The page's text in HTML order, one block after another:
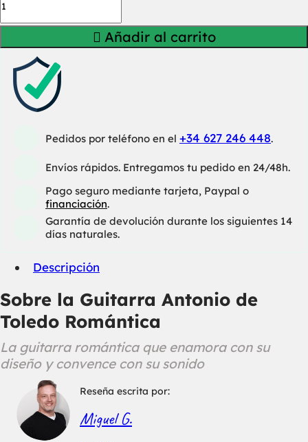
Añadir al carrito
Pedidos por teléfono en el +34 627 246 448.
Envíos rápidos. Entregamos tu pedido en 24/48h.
Pago seguro mediante tarjeta, Paypal o
financiación.
Garantía de devolución durante los siguientes 14
días naturales.
Descripción
Sobre la Guitarra Antonio de
Toledo Romántica
La guitarra romántica que enamora con su
diseño y convence con su sonido
Reseña escrita por:
Miguel G.